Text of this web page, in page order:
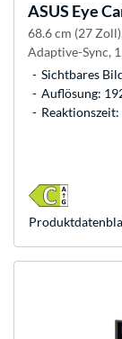
ASUS Eye
68.6 cm (27
Adaptive-Sync,
Sichtbares
Auflösung:
Reaktionszeit: